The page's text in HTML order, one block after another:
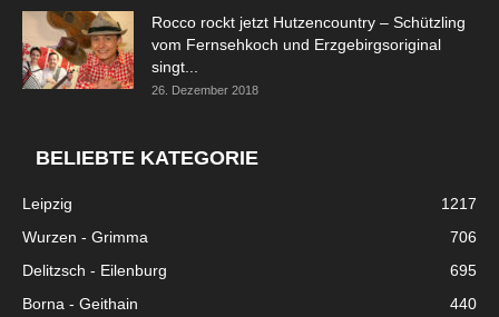
Rocco rockt jetzt Hutzencountry – Schützling
vom Fernsehkoch und Erzgebirgsoriginal
singt...
26. Dezember 2018
BELIEBTE KATEGORIE
Leipzig
1217
Wurzen - Grimma
706
Delitzsch - Eilenburg
695
Borna - Geithain
440